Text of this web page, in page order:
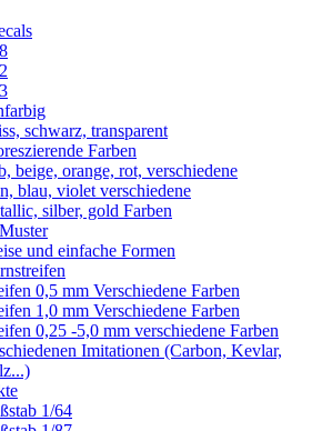
schwarz, transparent
Farben
beige, orange, rot, verschiedene
blau, violet verschiedene
silber, gold Farben
und einfache Formen
0,5 mm Verschiedene Farben
1,0 mm Verschiedene Farben
0,25 -5,0 mm verschiedene Farben
Imitationen (Carbon, Kevlar,
1/64